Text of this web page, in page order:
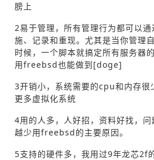
膀上
2易于管理，所有管理行为都可以
施、记录和重现。尤其是当你管理
时候，一个脚本就搞定所有服务器
用freebsd也能做到[doge]
3开销小，系统需要的cpu和内存很
更多虚拟化系统
4用的人多，人好招，资料好找，
越少用freebsd的主要原因。
5支持的硬件多，我用过9年龙芯2f